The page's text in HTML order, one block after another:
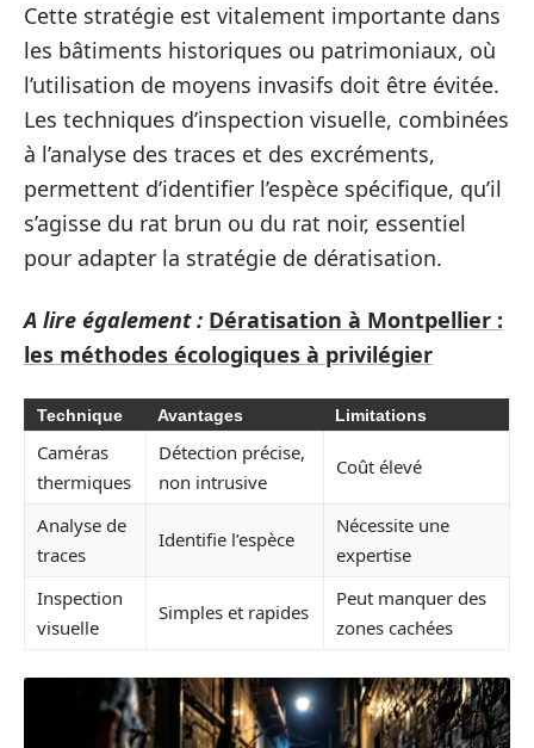
Cette stratégie est vitalement importante dans
les bâtiments historiques ou patrimoniaux, où
l’utilisation de moyens invasifs doit être évitée.
Les techniques d’inspection visuelle, combinées
à l’analyse des traces et des excréments,
permettent d’identifier l’espèce spécifique, qu’il
s’agisse du rat brun ou du rat noir, essentiel
pour adapter la stratégie de dératisation.
A lire également : Dératisation à Montpellier :
les méthodes écologiques à privilégier
Technique Avantages Limitations
Caméras
thermiques
Détection précise,
non intrusive
Coût élevé
Analyse de
traces
Identifie l’espèce
Nécessite une
expertise
Inspection
visuelle
Simples et rapides
Peut manquer des
zones cachées